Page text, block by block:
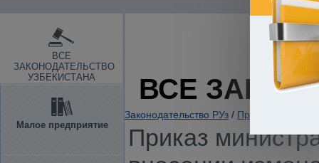
ВСЕ
ЗАКОНОДАТЕЛЬСТВО
УЗБЕКИСТАНА
Малое предприятие
ВСЕ
Законодательство РУз / Прокуратура.
Приказ